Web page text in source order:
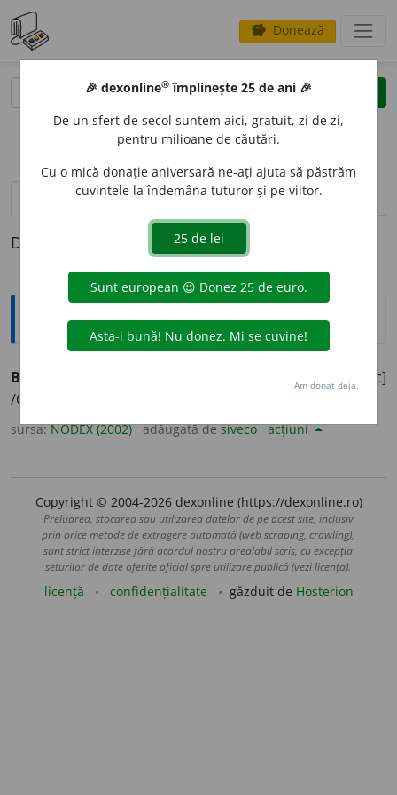
savings Donează
clear
opțiuni
definiții (1) pronunțievolume_up (5)
Definiția cu ID-ul 324445:
Explicative DEX
BACI ~
Cioban care conduce o stână. [Monosilabic]
/Orig. nec.
sursa:NODEX (2002) adăugată desiveco acțiuni
Copyright © 2004-2026 dexonline (https://dexonline.ro)
Preluarea, stocarea sau utilizarea datelor de pe acest site, inclusiv
prin orice metode de extragere automată (web scraping, crawling),
sunt strict interzise fără acordul nostru prealabil scris, cu excepția
seturilor de date oferite oficial spre utilizare publică (vezi licența).
licență confidențialitate găzduit de Hosterion
🎉 dexonline® împlinește 25 de ani 🎉
De un sfert de secol suntem aici, gratuit, zi de zi,
pentru milioane de căutări.
Cu o mică donație aniversară ne-ați ajuta să păstrăm
cuvintele la îndemâna tuturor și pe viitor.
Am donat deja.